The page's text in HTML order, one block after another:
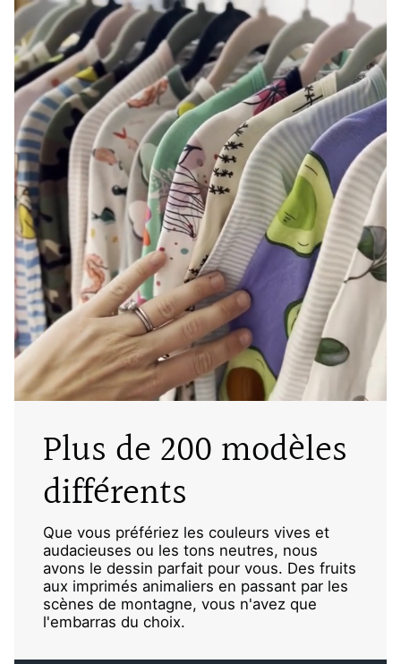
Plus de 200 modèles
différents
Que vous préfériez les couleurs vives et
audacieuses ou les tons neutres, nous
avons le dessin parfait pour vous. Des fruits
aux imprimés animaliers en passant par les
scènes de montagne, vous n'avez que
l'embarras du choix.